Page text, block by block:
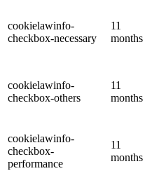
cookielawinfo-
checkbox-necessary
11
months
cookielawinfo-
checkbox-others
11
months
cookielawinfo-
checkbox-
performance
11
months